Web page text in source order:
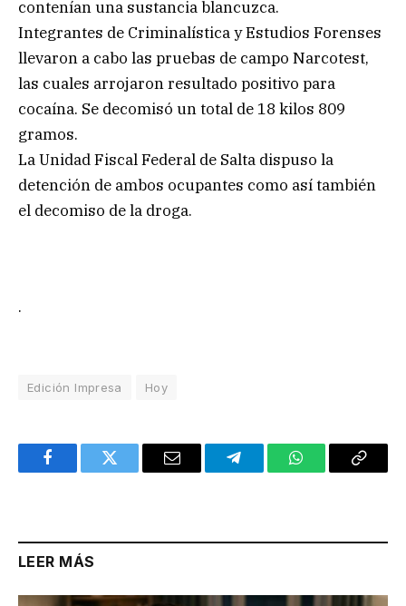
contenían una sustancia blancuzca.
Integrantes de Criminalística y Estudios Forenses
llevaron a cabo las pruebas de campo Narcotest,
las cuales arrojaron resultado positivo para
cocaína. Se decomisó un total de 18 kilos 809
gramos.
La Unidad Fiscal Federal de Salta dispuso la
detención de ambos ocupantes como así también
el decomiso de la droga.
.
Edición Impresa Hoy
FacebookTwitter Email TelegramWhatsAppCopy
LEER MÁS